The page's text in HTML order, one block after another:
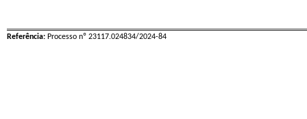
Referência: Processo nº 23117.024834/2024-84